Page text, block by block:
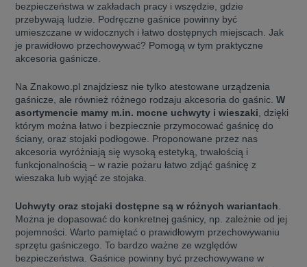
bezpieczeństwa w zakładach pracy i wszędzie, gdzie
przebywają ludzie. Podręczne gaśnice powinny być
umieszczane w widocznych i łatwo dostępnych miejscach. Jak
je prawidłowo przechowywać? Pomogą w tym praktyczne
akcesoria gaśnicze.
Na Znakowo.pl znajdziesz nie tylko atestowane urządzenia
gaśnicze, ale również różnego rodzaju akcesoria do gaśnic.W
asortymencie mamy m.in. mocne uchwyty i wieszaki , dzięki
którym można łatwo i bezpiecznie przymocować gaśnicę do
ściany, oraz stojaki podłogowe. Proponowane przez nas
akcesoria wyróżniają się wysoką estetyką, trwałością i
funkcjonalnością – w razie pożaru łatwo zdjąć gaśnicę z
wieszaka lub wyjąć ze stojaka.
Uchwyty oraz stojaki dostępne są w różnych wariantach
Można je dopasować do konkretnej gaśnicy, np. zależnie od jej
pojemności. Warto pamiętać o prawidłowym przechowywaniu
sprzętu gaśniczego. To bardzo ważne ze względów
bezpieczeństwa. Gaśnice powinny być przechowywane w